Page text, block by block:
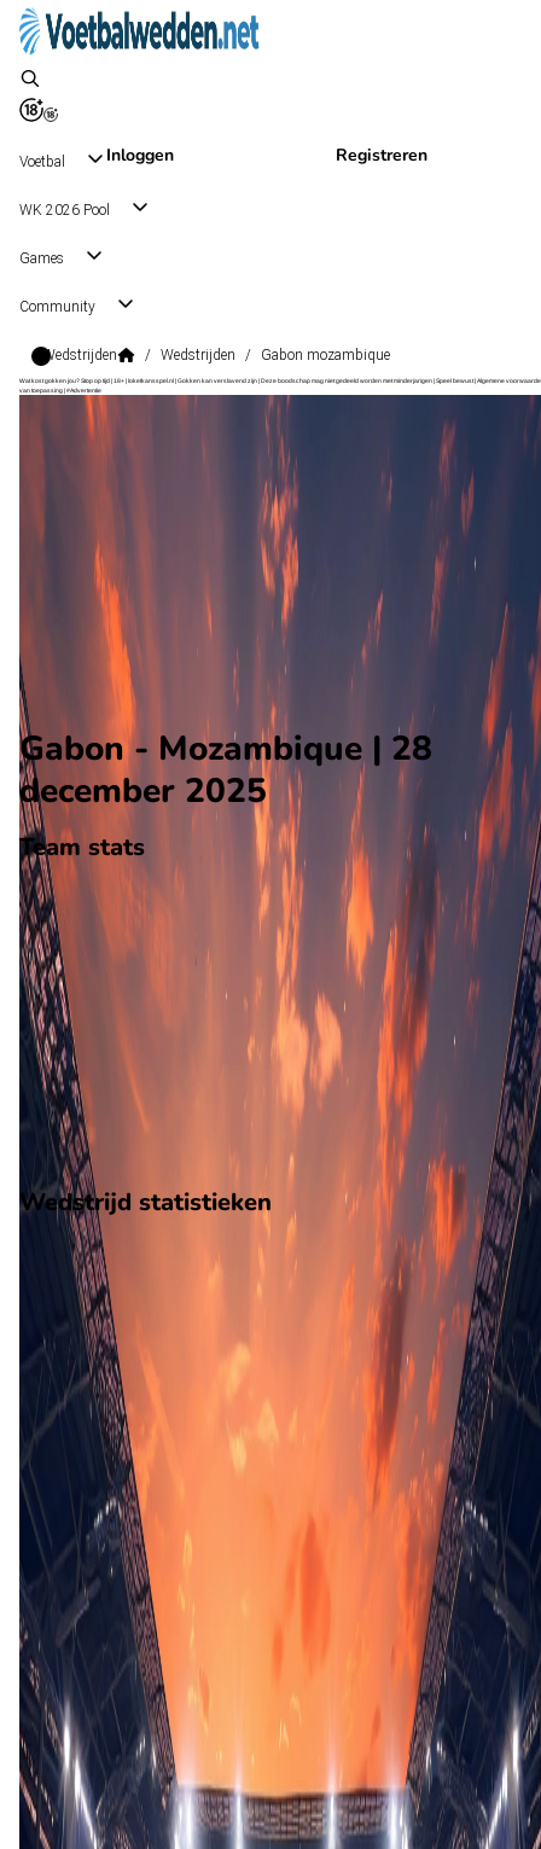
Inloggen Registreren
Voetbal
WK 2026 Pool
Games
Community
Wedstrijden / Wedstrijden / Gabon mozambique
Wat kost gokken jou? Stop op tijd | 18+ | loketkansspel.nl | Gokken kan verslavend zijn | Deze boodschap mag niet gedeeld worden met minderjarigen | Speel bewust | Algemene
van toepassing | #Advertentie
Africa Cup of Nations Grp. F , Internationaal
, Internationaal
Mozambique
Alle wedstrijden
Gabon - Mozambique
Voorspelling
Voorbeschouwing
Gabon - Mozambique | 28
december 2025
Team stats
Gabon
Gabon
Mozambique
Mozambique
aantal goals
gewonnen
verloren
Wedstrijd statistieken
Verloop
Statistieken
Eindscore (2 - 3)
Eerste helft
A. Amade
F. Bangal
39'
B. Ecuele Manga
42'
G. Catamo
(Penalty)
44'
A. Biyogo Poko
45'
P. Aubameyang
Tweede helft
46'
M. Onfia
(B. Ecuele Manga)
46'
A. Moucketou-Moussounda
46'
R. Openda Owaga
(S. Babicka)